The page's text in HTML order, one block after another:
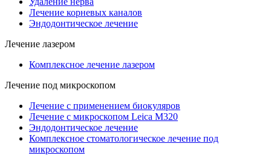
Лечение корневых каналов
Эндодонтическое лечение
Лечение лазером
Комплексное лечение лазером
Лечение под микроскопом
Лечение с применением биокуляров
Лечение с микроскопом Leica M320
Эндодонтическое лечение
Комплексное стоматологическое лечение под
микроскопом